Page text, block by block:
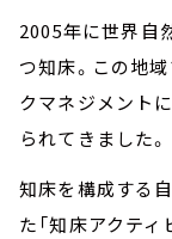
2005年に世界自
つ知床。この地
クマネジメント
られてきました。
知床を構成する
た「知床アクテ